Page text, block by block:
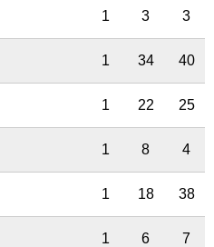
1 3 3
1 34 40
1 22 25
1 8 4
1 18 38
1 6 7